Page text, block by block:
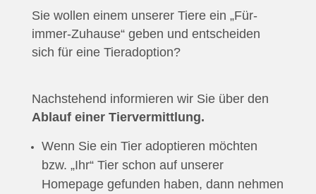
Sie wollen einem unserer Tiere ein „Für-
immer-Zuhause“ geben und entscheiden
sich für eine Tieradoption?
Nachstehend informieren wir Sie über den
Ablauf einer Tiervermittlung.
Wenn Sie ein Tier adoptieren möchten
bzw. „Ihr“ Tier schon auf unserer
Homepage gefunden haben, dann nehmen